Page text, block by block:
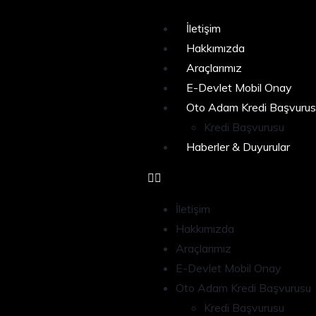
İletişim
Hakkımızda
Araçlarımız
E-Devlet Mobil Onay
Oto Adam Kredi
Kredi Başvurusu
Haberler & Duyurular
İletişim
Hakkımızda
Araçlarımız
E-Devlet Mobil Onay
Oto Adam Kredi Başvurusu
Kredi Başvurusu